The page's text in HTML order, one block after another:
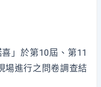
」於第10屆、第11
場進行之問卷調查結